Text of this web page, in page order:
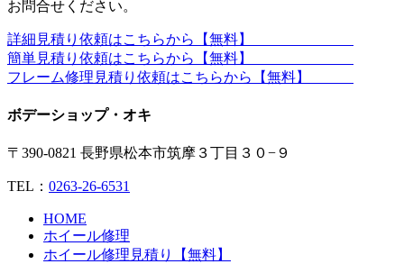
お問合せください。
詳細見積り依頼はこちらから【無料】
簡単見積り依頼はこちらから【無料】
フレーム修理見積り依頼はこちらから【無料】
ボデーショップ・オキ
〒390-0821 長野県松本市筑摩３丁目３０−９
TEL： 0263-26-6531
HOME
ホイール修理
ホイール修理見積り【無料】